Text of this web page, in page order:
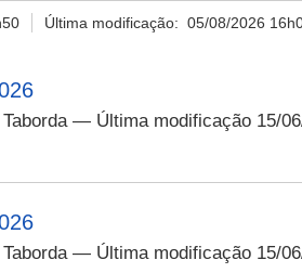
Última modificação:05/08/2026
— Última modificação 15/
— Última modificação 15/